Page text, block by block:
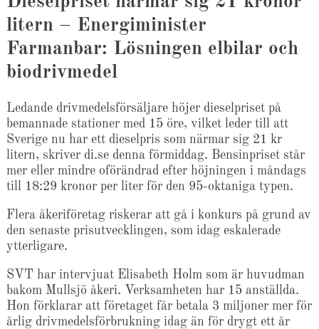
litern – Energiminister
Farmanbar: Lösningen elbilar och
biodrivmedel
Ledande drivmedelsförsäljare höjer dieselpriset på
bemannade stationer med 15 öre, vilket leder till att
Sverige nu har ett dieselpris som närmar sig 21 kr
litern, skriver di.se denna förmiddag. Bensinpriset står
mer eller mindre oförändrad efter höjningen i måndags
till 18:29 kronor per liter för den 95-oktaniga typen.
Flera åkeriföretag riskerar att gå i konkurs på grund av
den senaste prisutvecklingen, som idag eskalerade
ytterligare.
SVT har intervjuat Elisabeth Holm som är huvudman
bakom Mullsjö åkeri. Verksamheten har 15 anställda.
Hon förklarar att företaget får betala 3 miljoner mer för
årlig drivmedelsförbrukning idag än för drygt ett år